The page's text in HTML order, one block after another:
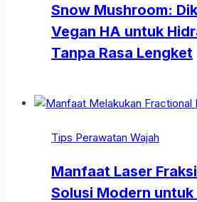
Snow Mushroom:
Vegan HA untuk
Tanpa Rasa Lengket
Tips Perawatan Wajah
Manfaat Laser
Solusi Modern untuk